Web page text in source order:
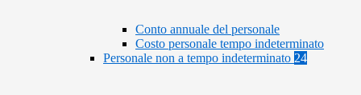
Conto annuale del personale
Costo personale tempo indeterminato
Personale non a tempo indeterminato 24